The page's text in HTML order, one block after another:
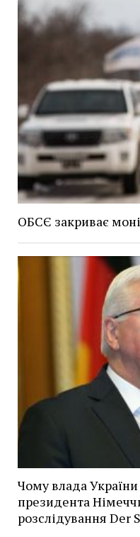
ОБСЄ закриває
Чому влада
президента
розслідування Der